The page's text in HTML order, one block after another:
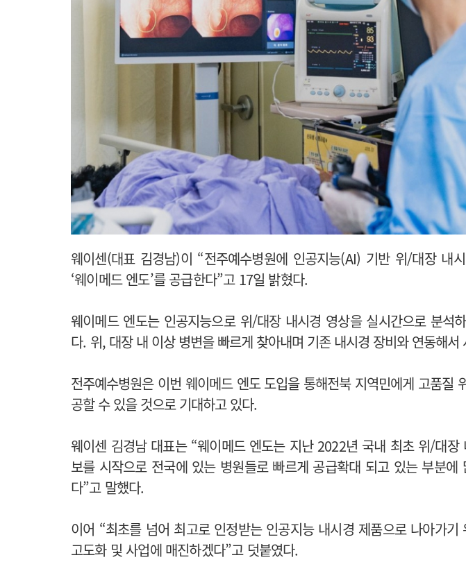
웨이센(대표 김경남)이 “전주예수병원에 인공지능(AI) 기반 위/대장 내
‘웨이메드 엔도’를 공급한다”고 17일 밝혔다.
웨이메드 엔도는 인공지능으로 위/대장 내시경 영상을 실시간으로 분석
다. 위, 대장 내 이상 병변을 빠르게 찾아내며 기존 내시경 장비와 연동해서
전주예수병원은 이번 웨이메드 엔도 도입을 통해전북 지역민에게 고품질
공할 수 있을 것으로 기대하고 있다.
웨이센 김경남 대표는 “웨이메드 엔도는 지난 2022년 국내 최초 위/대장
보를 시작으로 전국에 있는 병원들로 빠르게 공급확대 되고 있는 부분에
다”고 말했다.
이어 “최초를 넘어 최고로 인정받는 인공지능 내시경 제품으로 나아가
고도화 및 사업에 매진하겠다”고 덧붙였다.